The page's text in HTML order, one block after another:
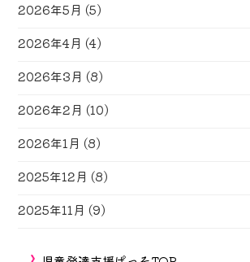
2026年5月 (5)
2026年4月 (4)
2026年3月 (8)
2026年2月 (10)
2026年1月 (8)
2025年12月 (8)
2025年11月 (9)